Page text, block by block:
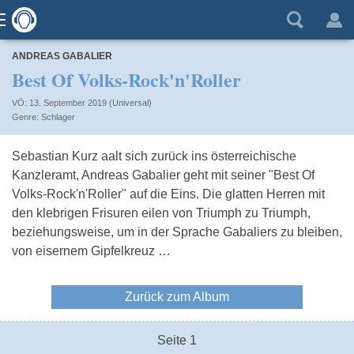
ANDREAS GABALIER
Best Of Volks-Rock'n'Roller
VÖ: 13. September 2019 (Universal)
Schlager
Sebastian Kurz aalt sich zurück ins österreichische
Kanzleramt, Andreas Gabalier geht mit seiner "Best Of
Volks-Rock'n'Roller" auf die Eins. Die glatten Herren mit
den klebrigen Frisuren eilen von Triumph zu Triumph,
beziehungsweise, um in der Sprache Gabaliers zu bleiben,
von eisernem Gipfelkreuz …
Zurück zum Album
Seite 1